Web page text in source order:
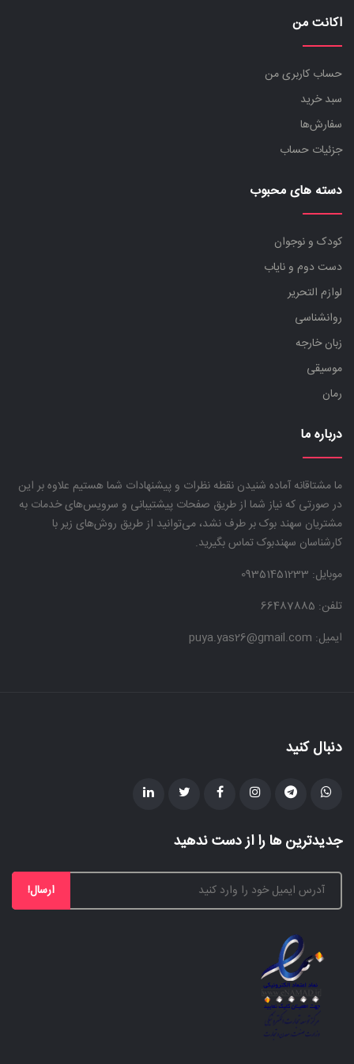
اکانت من
حساب کاربری من
سبد خرید
سفارش‌ها
جزئیات حساب
دسته های محبوب
کودک و نوجوان
دست دوم و نایاب
لوازم التحریر
روانشناسی
زبان خارجه
موسیقی
رمان
درباره ما
ما مشتاقانه آماده شنیدن نقطه نظرات و پیشنهادات شما هستیم علاوه بر این
در صورتی که نیاز شما از طریق صفحات پیشتیبانی و سرویس‌های خدمات به
مشتریان سهند بوک بر طرف نشد، می‌توانید از طریق روش‌های زیر با
کارشناسان سهندبوک تماس بگیرید.
موبایل:
تلفن: 66487885
ایمیل: puya.yas26@gmail.com
دنبال کنید
جدیدترین ها را از دست ندهید
ارسال!